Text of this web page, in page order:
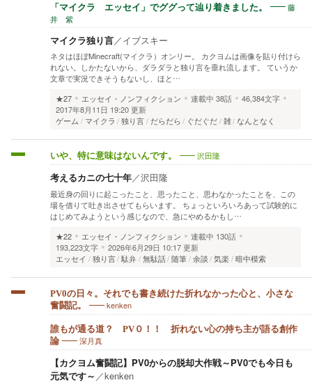
「マイクラ エッセイ」でググって辿り着きました。
藤
井 紫
マイクラ独り言／イブスキー
ネタはほぼMinecraft(マイクラ）オンリー。 カクヨムは画像を貼り付けら
れない。しかたないから、ダラダラと独り言を垂れ流します。 ていうか
文章で実況できそうもないし、ほと…
★27
エッセイ・ノンフィクション 連載中 38話
46,384文字
2017年8月11日 19:20 更新
ゲーム
マイクラ 独り言 だらだら ぐだぐだ 雑 なんとなく
いや、特に意味はないんです。 沢田隆
考えるカニの七十年／沢田隆
最近身の回りに起こったこと、思ったこと、思わなかったことを、この
場を借りて吐き出させてもらいます。 ちょっといろいろあって試験的に
はじめてみようという感じなので、急にやめるかもし…
★22
エッセイ・ノンフィクション 連載中 130話
193,223文字
2026年6月29日 10:17 更新
エッセイ
独り言 駄弁 無駄話 随筆 余談 気楽 暗中模索
PV0の日々。それでも書き続けた折れなかった心と、小さな
奮闘記。
kenken
誰もが通る道？ PV０！！ 折れない心の持ち主が語る創作
論
深月真
【カクヨム奮闘記】PV0からの脱却大作戦～PV0でも今日も
元気です～ ／kenken